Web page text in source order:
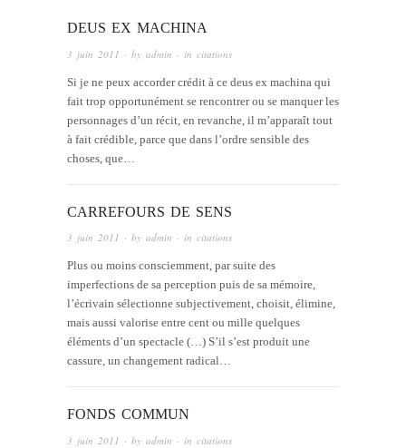
DEUS EX MACHINA
3 juin 2011 · by admin · in citations
Si je ne peux accorder crédit à ce deus ex machina qui
fait trop opportunément se rencontrer ou se manquer les
personnages d’un récit, en revanche, il m’apparaît tout
à fait crédible, parce que dans l’ordre sensible des
choses, que…
CARREFOURS DE SENS
3 juin 2011 · by admin · in citations
Plus ou moins consciemment, par suite des
imperfections de sa perception puis de sa mémoire,
l’écrivain sélectionne subjectivement, choisit, élimine,
mais aussi valorise entre cent ou mille quelques
éléments d’un spectacle (…) S’il s’est produit une
cassure, un changement radical…
FONDS COMMUN
3 juin 2011 · by admin · in citations